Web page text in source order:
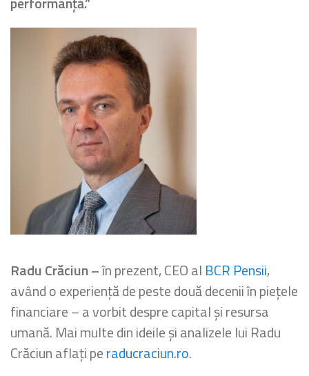
Radu Crăciun –în prezent, CEO al BCR Pensii,
având o experiență de peste două decenii în piețele
financiare – a vorbit despre capital și resursa
umană. Mai multe din ideile și analizele lui Radu
Crăciun aflați peraducraciun.ro.